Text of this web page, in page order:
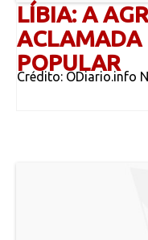
LÍBIA: A
ACLAMADA
POPULAR
Crédito: ODiario.info